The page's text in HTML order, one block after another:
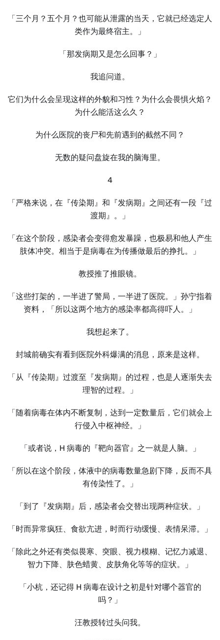
「三个月？五个月？也可能从泄露的当天，它就已经选定人
类作为最终宿主。」
「那发病期又是怎么回事？」
我追问道。
它们为什么会呈现这样的外貌和习性？为什么会畏惧火焰？
为什么能活这么久？
为什么医院的丧尸和先前遇到的截然不同？
无数的疑问盘旋在我的脑海里。
4
「严格来说，在『传染期』和『发病期』之间还有一段『过
渡期』。」
「在这个阶段，感染者会变得愈发暴躁，也极易和他人产生
肢体冲突。相当于是病毒在为传播做最后的挣扎。」
教授推了推眼镜。
「这些打架的，一半进了警局，一半进了医院。」孙宁指着
资料，「所以这两个地方的感染率都高得吓人。」
我想起来了。
封城前确实有看到医院外科爆满的消息，原来是这样。
「从『传染期』过渡至『发病期』的过程，也是人逐渐失去
理智的过程。」
「随着病毒在体内不断复制，达到一定数量后，它们就会上
行侵入中枢神经。」
「或者说，H 病毒的『靶向器官』之一就是人脑。」
「所以在这个阶段，体液中的病毒数量急剧下降，反而不具
有传染性了。」
「到了『发病期』后，感染者会交替出现两种症状。」
「时而异常疯狂、食欲亢进，时而行动缓慢、表情呆滞。」
「除此之外还有类似畏寒、突眼、视力模糊、记忆力减退、
智力下降、肤色蜡黄、皮肤角化等等的症状。」
「小杭，还记得 H 病毒在设计之初是针对哪个器官的
吗？」
汪教授转过头问我。